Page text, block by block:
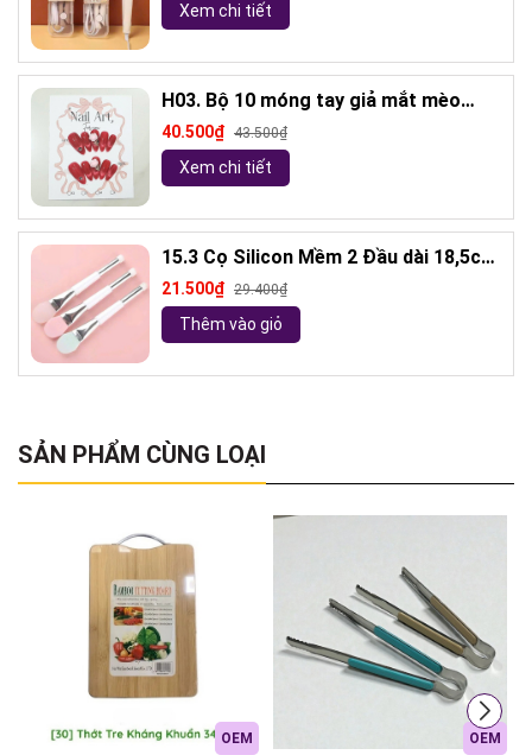
Xem chi tiết
H03. Bộ 10 móng tay giả mắt mèo
kèm keo và giũa móng (ngẫu nhiên)
40.500₫ 43.500₫
Xem chi tiết
15.3 Cọ Silicon Mềm 2 Đầu dài 18,5cm
( ngẫu nhiên)
21.500₫ 29.400₫
Thêm vào giỏ
SẢN PHẨM CÙNG LOẠI
OEM OEM